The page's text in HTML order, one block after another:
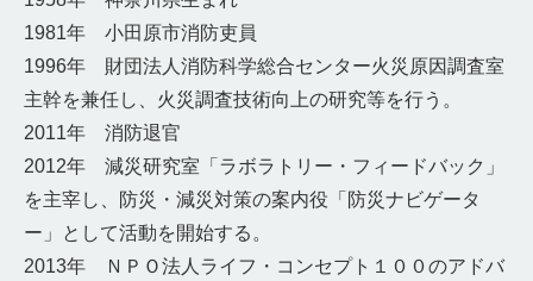
1981年 小田原市消防吏員
1996年 財団法人消防科学総合センター火災原因調査室
主幹を兼任し、火災調査技術向上の研究等を行う。
2011年 消防退官
2012年 減災研究室「ラボラトリー・フィードバック」
を主宰し、防災・減災対策の案内役「防災ナビゲータ
ー」として活動を開始する。
2013年 ＮＰＯ法人ライフ・コンセプト１００のアドバ